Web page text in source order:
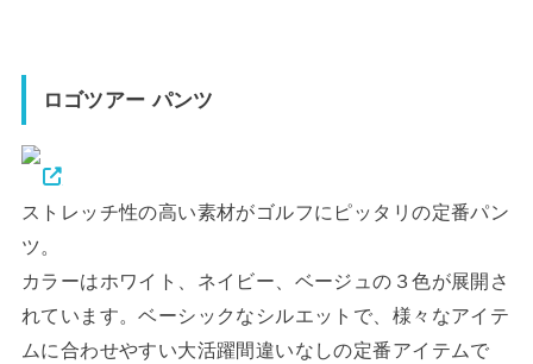
ロゴツアー パンツ
ストレッチ性の高い素材がゴルフにピッタリの定番パン
ツ。
カラーはホワイト、ネイビー、ベージュの３色が展開さ
れています。ベーシックなシルエットで、様々なアイテ
ムに合わせやすい大活躍間違いなしの定番アイテムで